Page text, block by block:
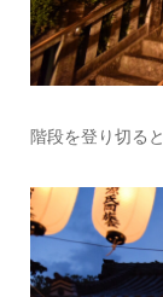
階段を登り切ると